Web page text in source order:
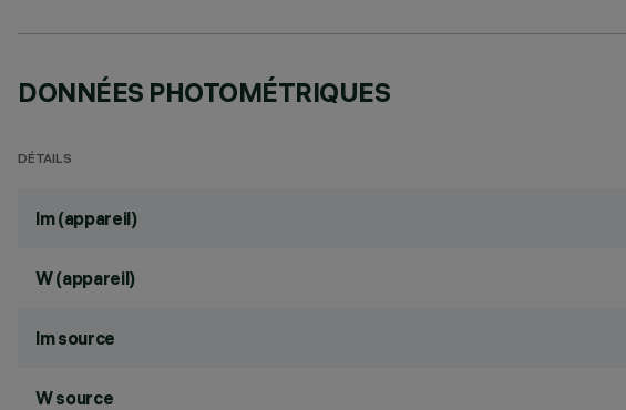
DONNÉES PHOTOMÉTRIQUES
DÉTAILS
lm (appareil)
W (appareil)
lm source
W source